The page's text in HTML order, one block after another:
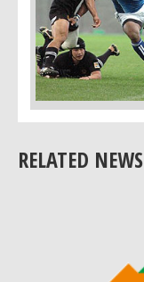
佐藤監
督(右)、
伊藤主
将
「今
ら展
ただ
あり
（シ
ムを
RELATED NEWS